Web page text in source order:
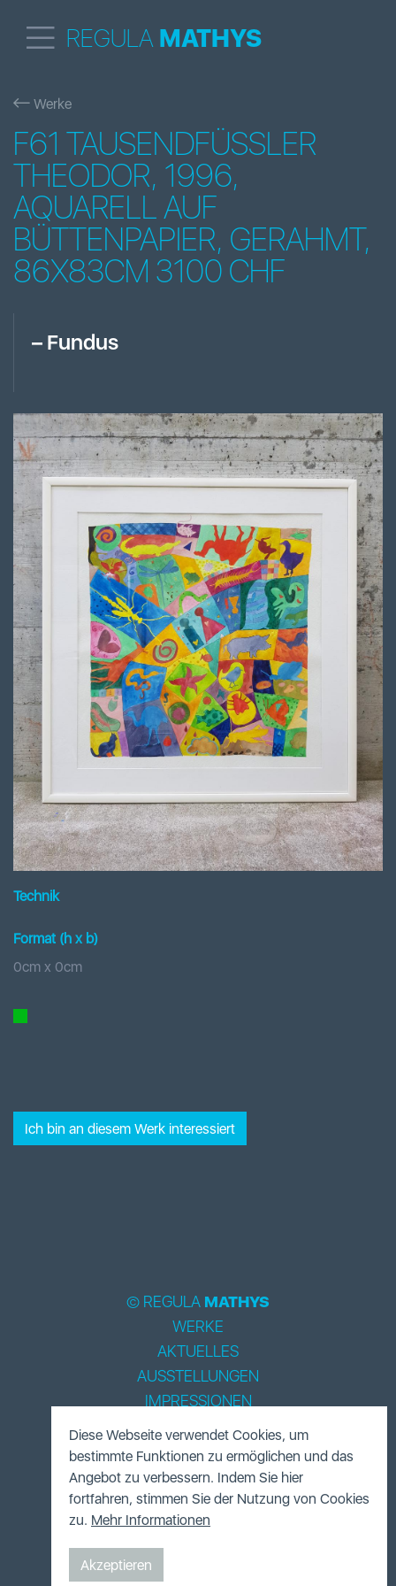
REGULA MATHYS
Werke
F61 TAUSENDFÜSSLER
THEODOR, 1996,
AQUARELL AUF
BÜTTENPAPIER, GERAHMT,
86X83CM 3100 CHF
– Fundus
Technik
Format (h x b)
0cm x 0cm
Ich bin an diesem Werk interessiert
© REGULA MATHYS
WERKE
AKTUELLES
AUSSTELLUNGEN
IMPRESSIONEN
BIOGRAPHIE
LITERATUR
ACCESSOIRES
FUNDUS
KONTAKT
WEBSITE BY
Diese Webseite verwendet Cookies, um
bestimmte Funktionen zu ermöglichen und das
Angebot zu verbessern. Indem Sie hier
fortfahren, stimmen Sie der Nutzung von Cookies
zu. Mehr Informationen
Akzeptieren